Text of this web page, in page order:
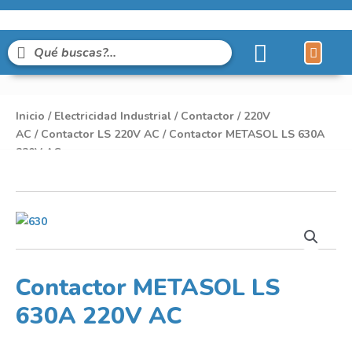
Inicio / Electricidad Industrial / Contactor / 220V
AC / Contactor LS 220V AC / Contactor METASOL LS 630A
220V AC
Contactor METASOL LS
630A 220V AC